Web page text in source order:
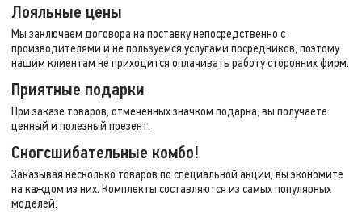
Лояльные цены
Мы заключаем договора на поставку непосредственно с
производителями и не пользуемся услугами посредников, поэтому
нашим клиентам не приходится оплачивать работу сторонних фирм.
Приятные подарки
При заказе товаров, отмеченных значком подарка, вы получаете
ценный и полезный презент.
Сногсшибательные комбо!
Заказывая несколько товаров по специальной акции, вы экономите
на каждом из них. Комплекты составляются из самых популярных
моделей.